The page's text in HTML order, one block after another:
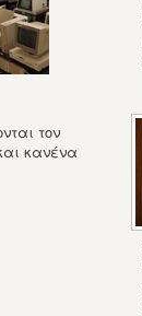
τον
κανένα